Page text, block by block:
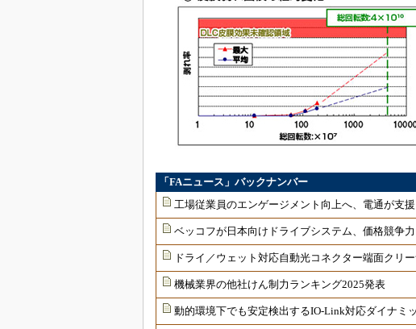
「FAニュース」バックナンバー
工場従業員のエンゲージメント向上へ、電通が支
ベッコフが日本向けドライブシステム、価格競争
ドライ／ウェット対応自動光コネクター端面クリ
機械業界の他社けん制力ランキング2025発表
動的環境下でも安定検出するIO-Link対応ダイナミ